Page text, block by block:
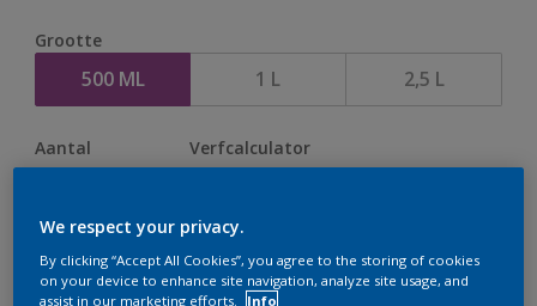
Grootte
500 ML 1 L 2,5 L
Aantal Verfcalculator
Op dit moment is het niet mogelijk dit product online
We respect your privacy.
By clicking “Accept All Cookies”, you agree to the storing of cookies
on your device to enhance site navigation, analyze site usage, and
assist in our marketing efforts.
Info